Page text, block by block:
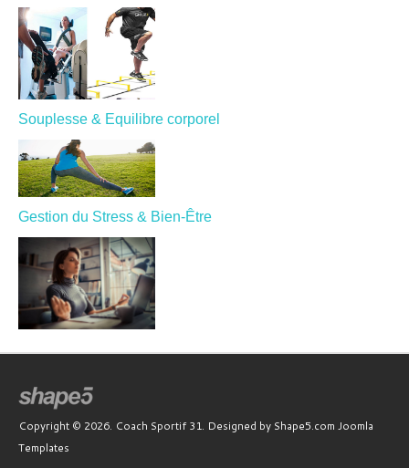
Souplesse & Equilibre corporel
Gestion du Stress & Bien-Être
Copyright © 2026. Coach Sportif 31. Designed by Shape5.com Joomla
Templates